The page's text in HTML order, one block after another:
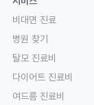
비대면 진료
병원 찾기
탈모 진료비
다이어트 진료비
여드름 진료비